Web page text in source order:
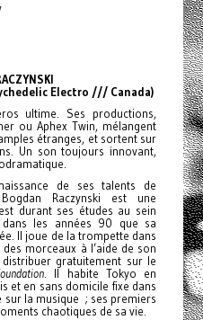
Electro /// Canada)
ultime. Ses productions,
ou Aphex Twin, mélangent
étranges, et sortent sur
Un son toujours innovant,
de ses talents de
Raczynski est une
durant ses études au sein
dans les années 90 que sa
Il joue de la trompette dans
morceaux à l’aide de son
gratuitement sur le
. Il habite Tokyo en
et en sans domicile fixe dans
sur la musique ; ses premiers
chaotiques de sa vie.